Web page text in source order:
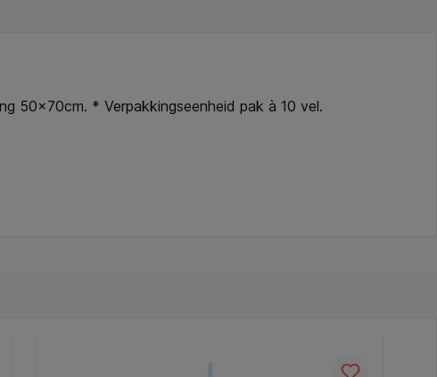
50x70cm. * Verpakkingseenheid pak à 10 vel.